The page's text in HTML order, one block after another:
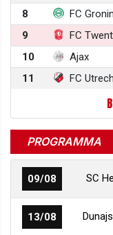
8
FC
9
FC
10
Ajax
11
FC
PROGRAMMA
09/08 SC
13/08